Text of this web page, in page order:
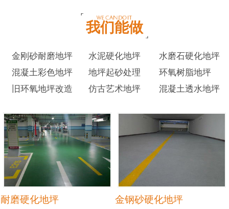
我们能做
金刚砂耐磨地坪 水泥硬化地坪
水磨石硬化地坪
混凝土彩色地坪
地坪起砂处理
环氧树脂地坪
旧环氧地坪改造
仿古艺术地坪 混凝土透水地坪
耐磨硬化地坪 金钢砂硬化地坪